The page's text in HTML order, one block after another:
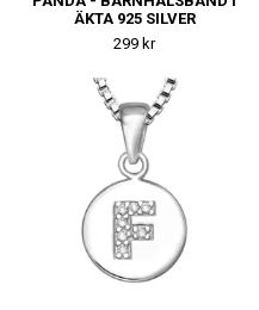
ÄKTA 925 SILVER
299 kr